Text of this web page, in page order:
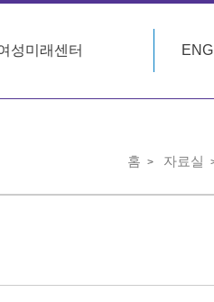
성미래센터 ENG
홈 자료실